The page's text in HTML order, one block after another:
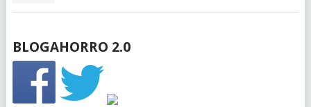
BLOGAHORRO 2.0